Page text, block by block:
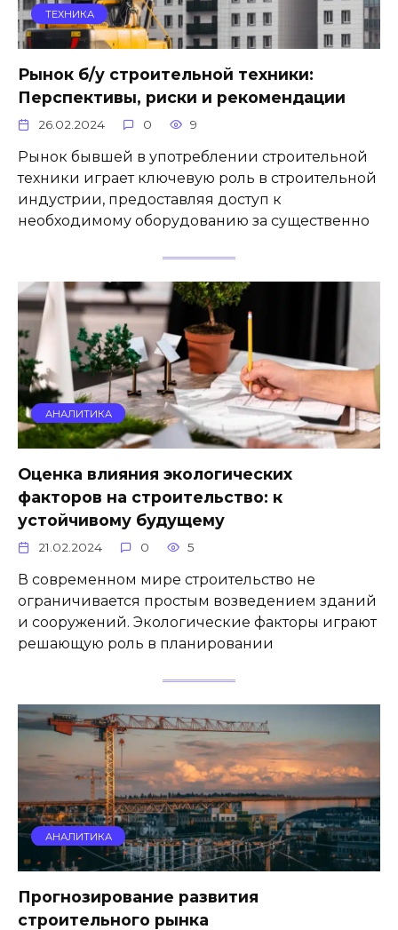
ТЕХНИКА
Рынок б/у строительной техники:
Перспективы, риски и рекомендации
26.02.2024 0 9
Рынок бывшей в употреблении строительной
техники играет ключевую роль в строительной
индустрии, предоставляя доступ к
необходимому оборудованию за существенно
АНАЛИТИКА
Оценка влияния экологических
факторов на строительство: к
устойчивому будущему
21.02.2024 0 5
В современном мире строительство не
ограничивается простым возведением зданий
и сооружений. Экологические факторы играют
решающую роль в планировании
АНАЛИТИКА
Прогнозирование развития
строительного рынка